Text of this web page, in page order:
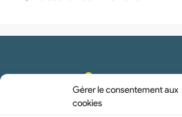
Gérer le consentement aux
cookies